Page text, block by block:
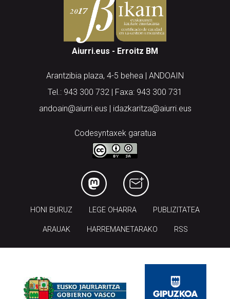
Aiurri.eus - Erroitz BM
Arantzibia plaza, 4-5 behea | ANDOAIN
Tel.: 943 300 732 | Faxa: 943 300 731
andoain@aiurri.eus | idazkaritza@aiurri.eus
Codesyntaxek garatua
HONI BURUZ LEGE OHARRA PUBLIZITATEA
ARAUAK HARREMANETARAKO RSS